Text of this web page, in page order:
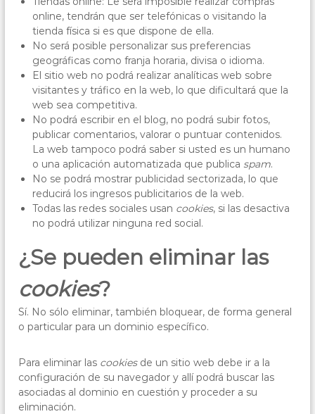
online, tendrán que ser telefónicas o visitando la
tienda física si es que dispone de ella.
No será posible personalizar sus preferencias
geográficas como franja horaria, divisa o idioma.
El sitio web no podrá realizar analíticas web sobre
visitantes y tráfico en la web, lo que dificultará que la
web sea competitiva.
No podrá escribir en el blog, no podrá subir fotos,
publicar comentarios, valorar o puntuar contenidos.
La web tampoco podrá saber si usted es un humano
o una aplicación automatizada que publica spam.
No se podrá mostrar publicidad sectorizada, lo que
reducirá los ingresos publicitarios de la web.
Todas las redes sociales usan cookies, si las desactiva
no podrá utilizar ninguna red social.
¿Se pueden eliminar las
cookies?
Sí. No sólo eliminar, también bloquear, de forma general
o particular para un dominio específico.
Para eliminar las cookiesde un sitio web debe ir a la
configuración de su navegador y allí podrá buscar las
asociadas al dominio en cuestión y proceder a su
eliminación.